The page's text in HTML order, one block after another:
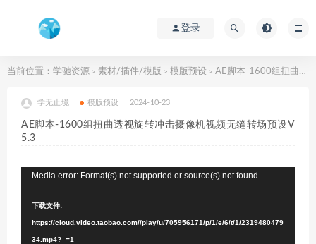
登录
当前位置： 学驰资源 > 素材/插件/模版 > 模版预设 > AE脚本-1600组扭曲透视旋转冲击摄像机视频无缝转场预设V5.3
学无止境 模版预设 2024-10-23
AE脚本-1600组扭曲透视旋转冲击摄像机视频无缝转场预设V
5.3
Media error: Format(s) not supported or source(s) not found
下载文件:
https://cloud.video.taobao.com//play/u/705956171/p/1/e/6/t/1/2319480479
34.mp4?_=1